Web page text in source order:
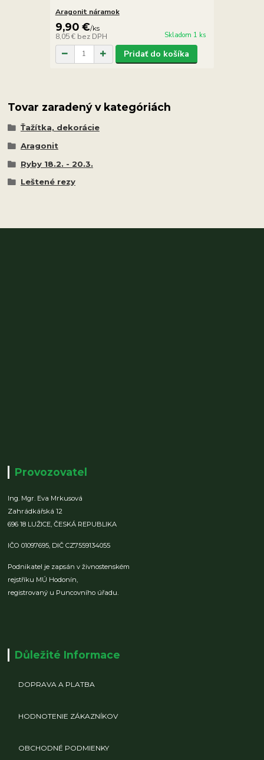
Aragonit náramok
9,90 €/ks
8,05 € bez DPH Skladom 1 ks
Pridať do košíka
Tovar zaradený v kategóriách
Ťažítka, dekorácie
Aragonit
Ryby 18.2. - 20.3.
Leštené rezy
Provozovatel
Ing. Mgr. Eva Mrkusová
Zahrádkářská 12
696 18 LUŽICE,ČESKÁ REPUBLIKA
IČO 01097695, DIČ CZ7559134055
Podnikatel je zapsán v živnostenském
rejstříku MÚ Hodonín,
registrovaný u Puncovního úřadu.
Důležité Informace
DOPRAVA A PLATBA
HODNOTENIE ZÁKAZNÍKOV
OBCHODNÉ PODMIENKY